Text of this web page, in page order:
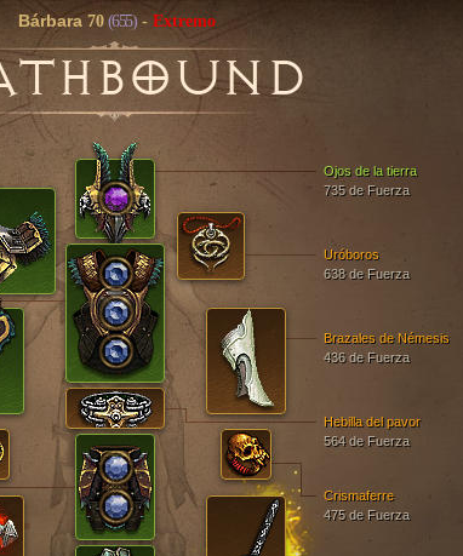
Bárbara70 (655) - Extremo
Ojos de la tierra
735 de Fuerza
Brazales de Némesis
436 de Fuerza
Hebilla del pavor
564 de Fuerza
Crismaferre
475 de Fuerza
Uróboros
638 de Fuerza